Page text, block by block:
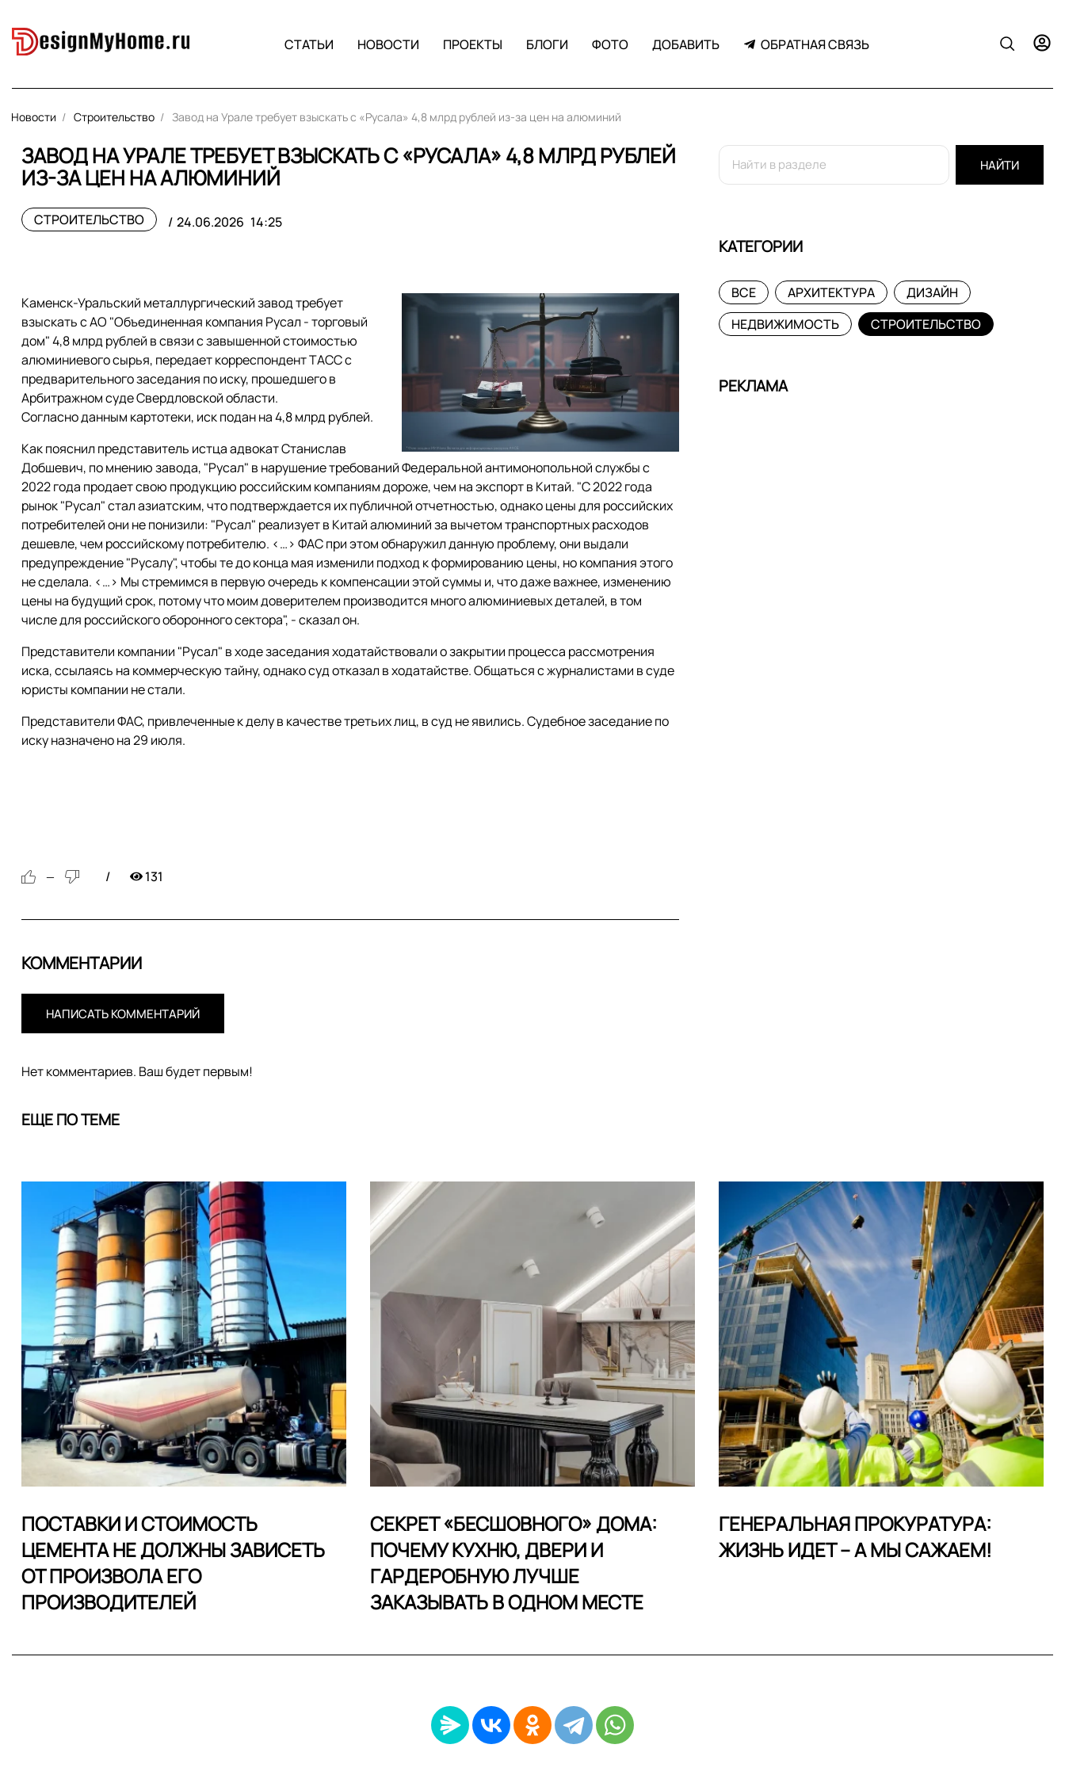
СТАТЬИ НОВОСТИ ПРОЕКТЫ БЛОГИ ФОТО ДОБАВИТЬ ОБРАТНАЯ СВЯЗЬ
Новости Строительство Завод на Урале требует взыскать с «Русала» 4,8 млрд рублей из-за цен на алюминий
ЗАВОД НА УРАЛЕ ТРЕБУЕТ ВЗЫСКАТЬ С «РУСАЛА» 4,8 МЛРД РУБЛЕЙ
ИЗ-ЗА ЦЕН НА АЛЮМИНИЙ
СТРОИТЕЛЬСТВО 24.06.2026 14:25
Каменск-Уральский металлургический завод требует
взыскать с АО "Объединенная компания Русал - торговый
дом" 4,8 млрд рублей в связи с завышенной стоимостью
алюминиевого сырья, передает корреспондент ТАСС с
предварительного заседания по иску, прошедшего в
Арбитражном суде Свердловской области.
Согласно данным картотеки, иск подан на 4,8 млрд рублей.
Как пояснил представитель истца адвокат Станислав
Добшевич, по мнению завода, "Русал" в нарушение требований Федеральной антимонопольной службы с
2022 года продает свою продукцию российским компаниям дороже, чем на экспорт в Китай. "С 2022 года
рынок "Русал" стал азиатским, что подтверждается их публичной отчетностью, однако цены для российских
потребителей они не понизили: "Русал" реализует в Китай алюминий за вычетом транспортных расходов
дешевле, чем российскому потребителю. <…> ФАС при этом обнаружил данную проблему, они выдали
предупреждение "Русалу", чтобы те до конца мая изменили подход к формированию цены, но компания этого
не сделала. <…> Мы стремимся в первую очередь к компенсации этой суммы и, что даже важнее, изменению
цены на будущий срок, потому что моим доверителем производится много алюминиевых деталей, в том
числе для российского оборонного сектора", - сказал он.
Представители компании "Русал" в ходе заседания ходатайствовали о закрытии процесса рассмотрения
иска, ссылаясь на коммерческую тайну, однако суд отказал в ходатайстве. Общаться с журналистами в суде
юристы компании не стали.
Представители ФАС, привлеченные к делу в качестве третьих лиц, в суд не явились. Судебное заседание по
иску назначено на 29 июля.
— 131
КОММЕНТАРИИ
НАПИСАТЬ КОММЕНТАРИЙ
Нет комментариев. Ваш будет первым!
НАЙТИ
КАТЕГОРИИ
ВСЕ АРХИТЕКТУРА
ДИЗАЙН
НЕДВИЖИМОСТЬ
СТРОИТЕЛЬСТВО
РЕКЛАМА
ЕЩЕ ПО ТЕМЕ
ПОСТАВКИ И СТОИМОСТЬ
ЦЕМЕНТА НЕ ДОЛЖНЫ ЗАВИСЕТЬ
ОТ ПРОИЗВОЛА ЕГО
ПРОИЗВОДИТЕЛЕЙ
СЕКРЕТ «БЕСШОВНОГО» ДОМА:
ПОЧЕМУ КУХНЮ, ДВЕРИ И
ГАРДЕРОБНУЮ ЛУЧШЕ
ЗАКАЗЫВАТЬ В ОДНОМ МЕСТЕ
ГЕНЕРАЛЬНАЯ ПРОКУРАТУРА:
ЖИЗНЬ ИДЕТ – А МЫ САЖАЕМ!